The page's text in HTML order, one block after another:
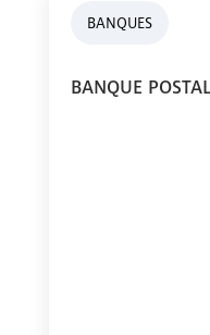
BANQUES
BANQUE